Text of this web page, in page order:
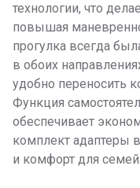
технологии, что
повышая
прогулка всегда
в обоих
удобно переносить
Функция
обеспечивает
комплект адаптеры
и комфорт для семей.